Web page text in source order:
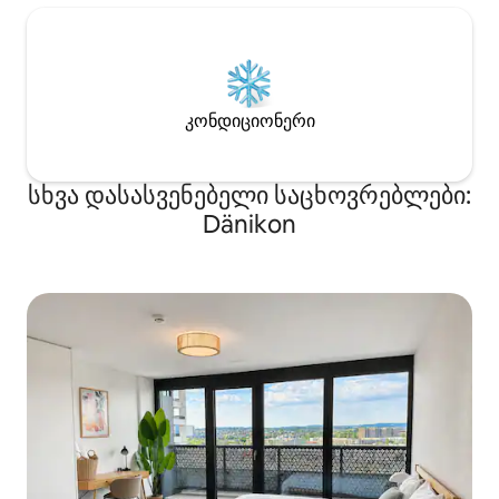
კონდიციონერი
სხვა დასასვენებელი საცხოვრებლები:
Dänikon